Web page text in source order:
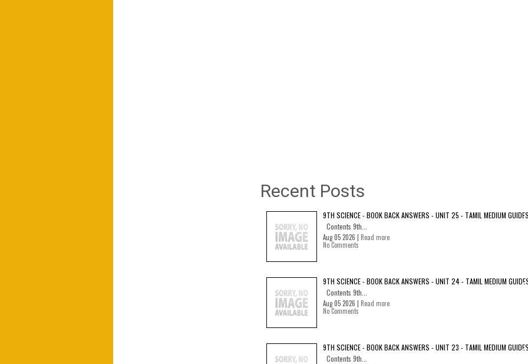
Recent Posts
9TH SCIENCE - BOOK BACK ANSWERS - UNIT 25 - TAMIL MEDIUM
Contents 9th...
Aug 05 2026 | Read more
No Comments
9TH SCIENCE - BOOK BACK ANSWERS - UNIT 24 - TAMIL MEDIUM
Contents 9th...
Aug 05 2026 | Read more
No Comments
9TH SCIENCE - BOOK BACK ANSWERS - UNIT 23 - TAMIL MEDIUM
Contents 9th...